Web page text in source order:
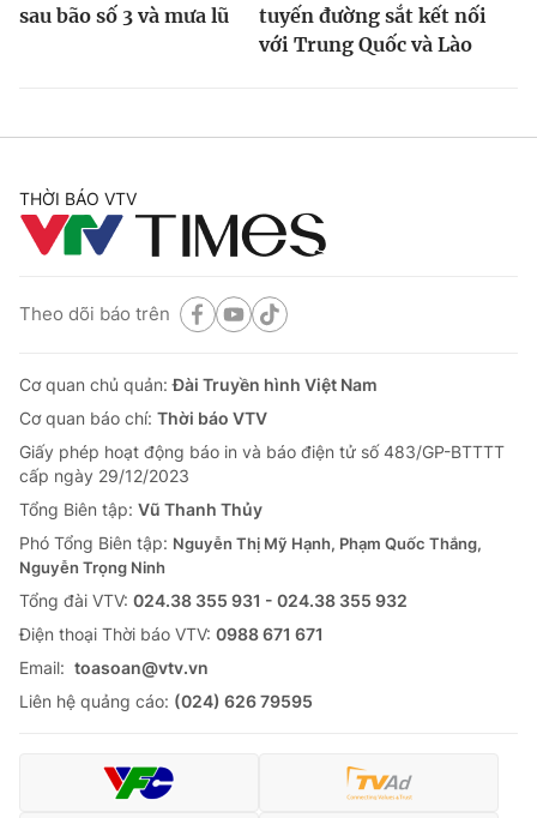
sau bão số 3 và mưa lũ
tuyến đường sắt kết nối
với Trung Quốc và Lào
THỜI BÁO VTV
Theo dõi báo trên
Cơ quan chủ quản:Đài Truyền hình Việt Nam
Cơ quan báo chí: Thời báo VTV
Giấy phép hoạt động báo in và báo điện tử số 483/GP-BTTTT
cấp ngày 29/12/2023
Tổng Biên tập: Vũ Thanh Thủy
Phó Tổng Biên tập: Nguyễn Thị Mỹ Hạnh, Phạm Quốc Thắng,
Nguyễn Trọng Ninh
Tổng đài VTV: 024.38 355 931 - 024.38 355 932
Ðiện thoại Thời báo VTV: 0988 671 671
Email: toasoan@vtv.vn
Liên hệ quảng cáo: (024) 626 79595